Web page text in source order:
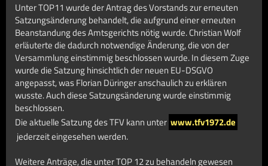
Unter TOP11 wurde der Antrag des Vorstands zur erneuten
Satzungsänderung behandelt, die aufgrund einer erneuten
Beanstandung des Amtsgerichts nötig wurde. Christian Wolf
erläuterte die dadurch notwendige Änderung, die von der
Versammlung einstimmig beschlossen wurde. In diesem Zuge
wurde die Satzung hinsichtlich der neuen EU-DSGVO
angepasst, was Florian Düringer anschaulich zu erklären
wusste. Auch diese Satzungsänderung wurde einstimmig
beschlossen.
Die aktuelle Satzung des TFV kann unter www.tfv1972.de
jederzeit eingesehen werden.
Weitere Anträge, die unter TOP 12 zu behandeln gewesen